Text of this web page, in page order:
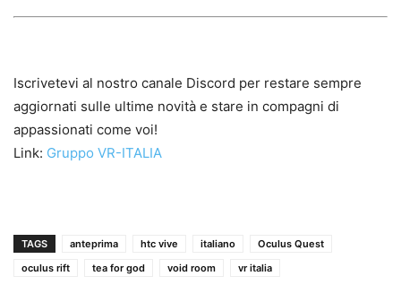
Iscrivetevi al nostro canale Discord per restare sempre
aggiornati sulle ultime novità e stare in compagni di
appassionati come voi!
Link: Gruppo VR-ITALIA
TAGS anteprima htc vive italiano
Oculus Quest
oculus rift
tea for god void room vr italia